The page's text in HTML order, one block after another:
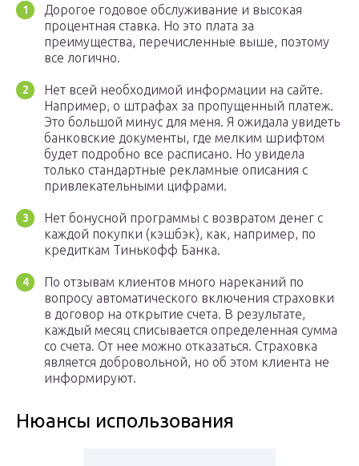
Дорогое годовое обслуживание и высокая
процентная ставка. Но это плата за
преимущества, перечисленные выше, поэтому
все логично.
Нет всей необходимой информации на сайте.
Например, о штрафах за пропущенный платеж.
Это большой минус для меня. Я ожидала увидеть
банковские документы, где мелким шрифтом
будет подробно все расписано. Но увидела
только стандартные рекламные описания с
привлекательными цифрами.
Нет бонусной программы с возвратом денег с
каждой покупки (кэшбэк), как, например, по
кредиткам Тинькофф Банка.
По отзывам клиентов много нареканий по
вопросу автоматического включения страховки
в договор на открытие счета. В результате,
каждый месяц списывается определенная сумма
со счета. От нее можно отказаться. Страховка
является добровольной, но об этом клиента не
информируют.
Нюансы использования